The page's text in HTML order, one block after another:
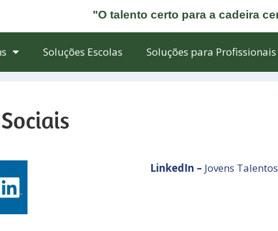
"O talento certo para a cadeira
Soluções Escolas Soluções para Profissionais
LinkedIn – Jovens Talentos